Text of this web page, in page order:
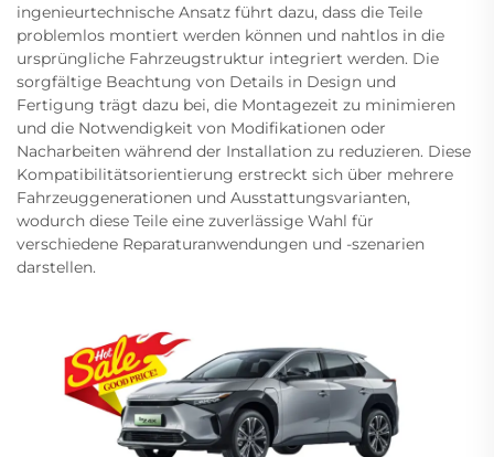
ingenieurtechnische Ansatz führt dazu, dass die Teile
problemlos montiert werden können und nahtlos in die
ursprüngliche Fahrzeugstruktur integriert werden. Die
sorgfältige Beachtung von Details in Design und
Fertigung trägt dazu bei, die Montagezeit zu minimieren
und die Notwendigkeit von Modifikationen oder
Nacharbeiten während der Installation zu reduzieren. Diese
Kompatibilitätsorientierung erstreckt sich über mehrere
Fahrzeuggenerationen und Ausstattungsvarianten,
wodurch diese Teile eine zuverlässige Wahl für
verschiedene Reparaturanwendungen und -szenarien
darstellen.